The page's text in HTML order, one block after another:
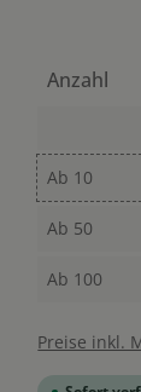
Anzahl
Ab 10
Ab 50
Ab 100
Preise inkl.